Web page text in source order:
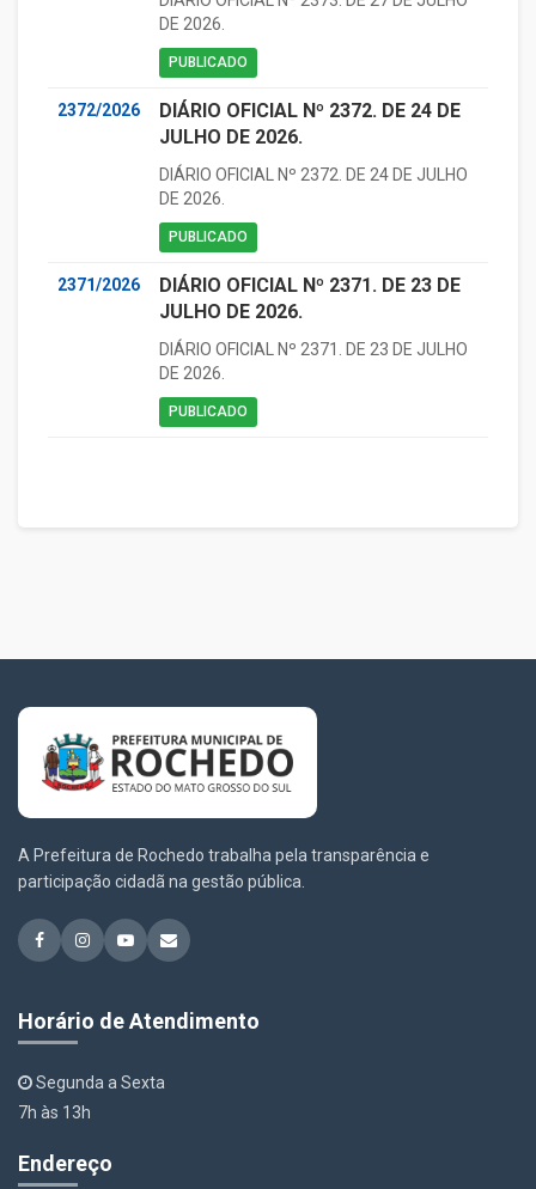
DE 2026.
PUBLICADO
2372/2026
DIÁRIO OFICIAL Nº 2372. DE 24 DE
JULHO DE 2026.
DIÁRIO OFICIAL Nº 2372. DE 24 DE JULHO
DE 2026.
PUBLICADO
2371/2026
DIÁRIO OFICIAL Nº 2371. DE 23 DE
JULHO DE 2026.
DIÁRIO OFICIAL Nº 2371. DE 23 DE JULHO
DE 2026.
PUBLICADO
A Prefeitura de Rochedo trabalha pela transparência e
participação cidadã na gestão pública.
Horário de Atendimento
Segunda a Sexta
7h às 13h
Endereço